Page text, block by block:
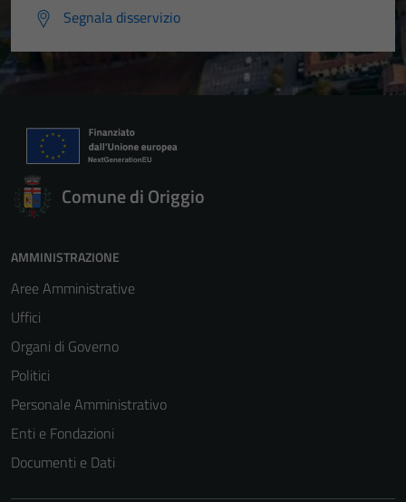
Segnala disservizio
Comune di Origgio
AMMINISTRAZIONE
Aree Amministrative
Uffici
Organi di Governo
Politici
Personale Amministrativo
Enti e Fondazioni
Documenti e Dati